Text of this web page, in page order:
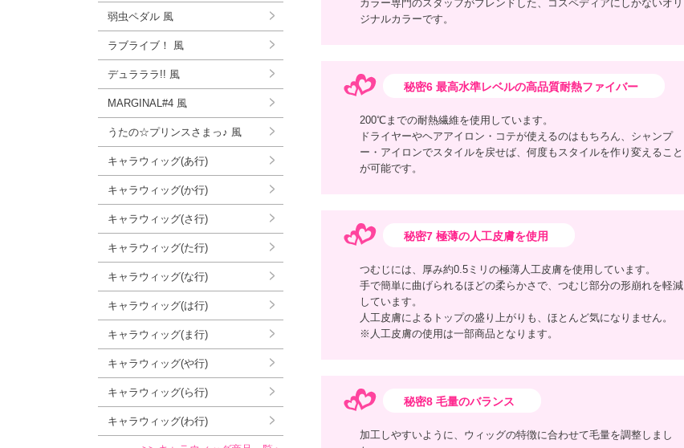
カラー専門のスタッフがブレンドした、コスペディアにしかないオリ
ジナルカラーです。
秘密6 最高水準レベルの高品質耐熱ファイバー
200℃までの耐熱繊維を使用しています。
ドライヤーやヘアアイロン・コテが使えるのはもちろん、シャンプ
ー・アイロンでスタイルを戻せば、何度もスタイルを作り変えること
が可能です。
秘密7 極薄の人工皮膚を使用
つむじには、厚み約0.5ミリの極薄人工皮膚を使用しています。
手で簡単に曲げられるほどの柔らかさで、つむじ部分の形崩れを軽減
しています。
人工皮膚によるトップの盛り上がりも、ほとんど気になりません。
※人工皮膚の使用は一部商品となります。
秘密8 毛量のバランス
加工しやすいように、ウィッグの特徴に合わせて毛量を調整しまし
弱虫ペダル 風
ラブライブ！ 風
デュラララ!! 風
MARGINAL#4 風
うたの☆プリンスさまっ♪ 風
キャラウィッグ(あ行)
キャラウィッグ(か行)
キャラウィッグ(さ行)
キャラウィッグ(た行)
キャラウィッグ(な行)
キャラウィッグ(は行)
キャラウィッグ(ま行)
キャラウィッグ(や行)
キャラウィッグ(ら行)
キャラウィッグ(わ行)